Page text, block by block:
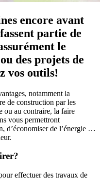
encore avant
partie de
le
des projets de
vos outils!
notamment la
de construction par les
ou au contraire, la faire
vous permettront
d’économiser de l’énergie …
effectuer des travaux de